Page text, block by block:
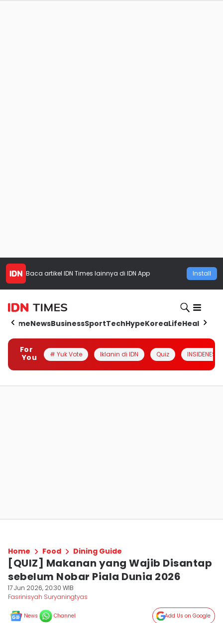
Baca artikel IDN Times lainnya di IDN App Install
HomeNewsBusinessSportTechHypeKoreaLifeHealth
For
You
# Yuk Vote Iklanin di IDN Quiz INSIDENESIA
Home Food Dining Guide
[QUIZ] Makanan yang Wajib Disantap
sebelum Nobar Piala Dunia 2026
17 Jun 2026, 20:30 WIB
Fasrinisyah Suryaningtyas
News Channel Add Us on Google